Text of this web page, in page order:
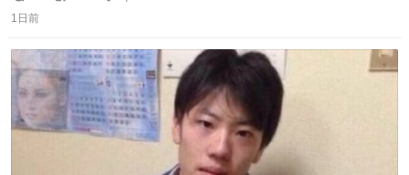
返
信
リ
数
い
数
1日前